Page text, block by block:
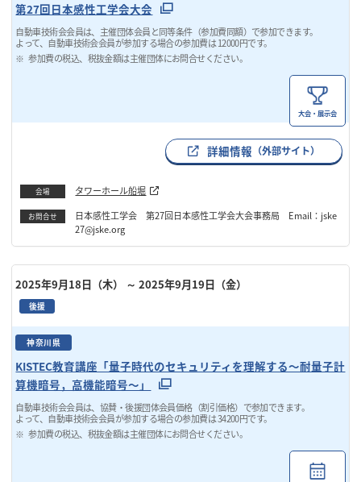
第27回日本感性工学会大会
自動車技術会会員は、主催団体会員と同等条件（参加費同額）で参加できます。
よって、自動車技術会会員が参加する場合の参加費は 12000円です。
参加費の税込、税抜金額は主催団体にお問合せください。
大会・展示会
詳細情報 （外部サイト）
会場 タワーホール船堀
お問合せ
日本感性工学会 第27回日本感性工学会大会事務局 Email：jske
27@jske.org
2025年9月18日（木） ～ 2025年9月19日（金）
後援
神奈川県
KISTEC教育講座「量子時代のセキュリティを理解する〜耐量子計
算機暗号，高機能暗号〜」
自動車技術会会員は、協賛・後援団体会員価格（割引価格）で参加できます。
よって、自動車技術会会員が参加する場合の参加費は 34200円です。
参加費の税込、税抜金額は主催団体にお問合せください。